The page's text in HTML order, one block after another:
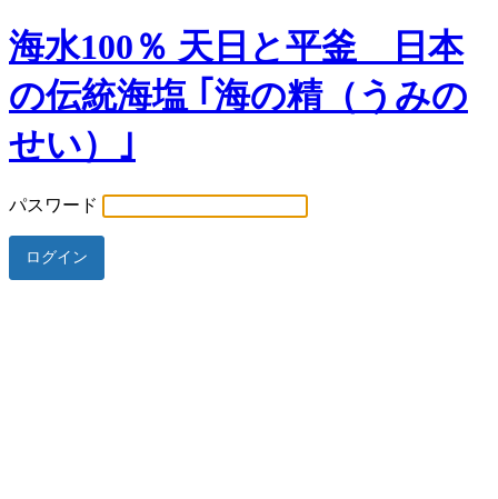
海水100％ 天日と平釜 日本
の伝統海塩 ｢海の精（うみの
せい）｣
パスワード